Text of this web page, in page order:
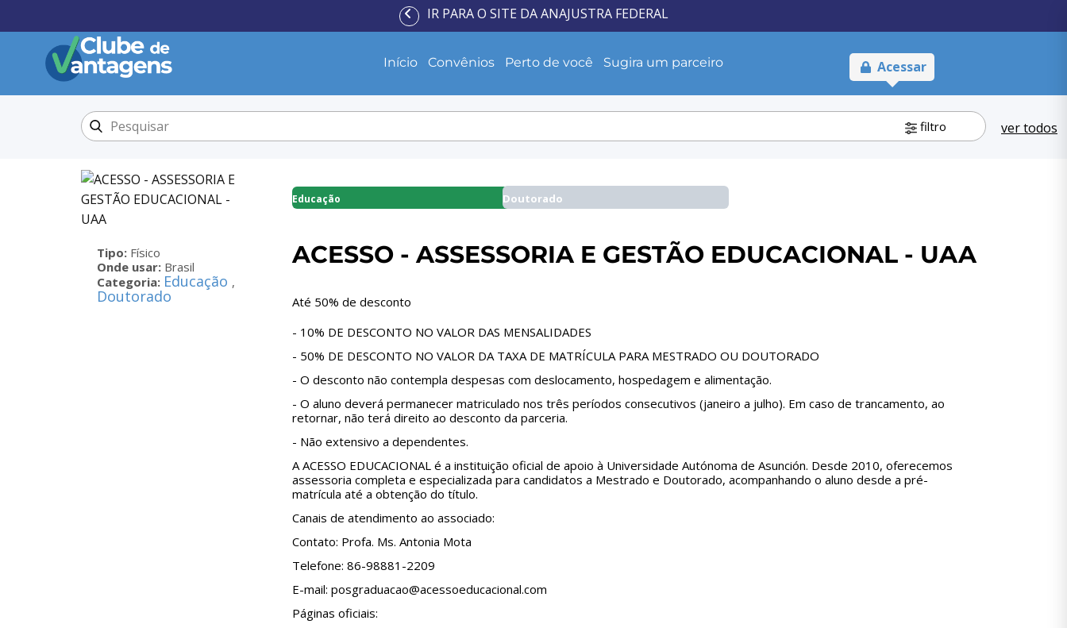
IR PARA O SITE DA ANAJUSTRA FEDERAL
Início Convênios Perto de você Sugira um parceiro Acessar
filtro ver todos
Tipo: Físico
Onde usar: Brasil
Categoria: Educação ,
Doutorado
Educação Doutorado
ACESSO - ASSESSORIA E GESTÃO EDUCACIONAL - UAA
Até 50% de desconto
- 10% DE DESCONTO NO VALOR DAS MENSALIDADES
- 50% DE DESCONTO NO VALOR DA TAXA DE MATRÍCULA PARA MESTRADO OU DOUTORADO
- O desconto não contempla despesas com deslocamento, hospedagem e alimentação.
- O aluno deverá permanecer matriculado nos três períodos consecutivos (janeiro a julho). Em caso de trancamento, ao
retornar, não terá direito ao desconto da parceria.
- Não extensivo a dependentes.
A ACESSO EDUCACIONAL é a instituição oficial de apoio à Universidade Autónoma de Asunción. Desde 2010, oferecemos
assessoria completa e especializada para candidatos a Mestrado e Doutorado, acompanhando o aluno desde a pré-
matrícula até a obtenção do título.
Canais de atendimento ao associado:
Contato: Profa. Ms. Antonia Mota
Telefone: 86-98881-2209
E-mail: posgraduacao@acessoeducacional.com
Páginas oficiais: